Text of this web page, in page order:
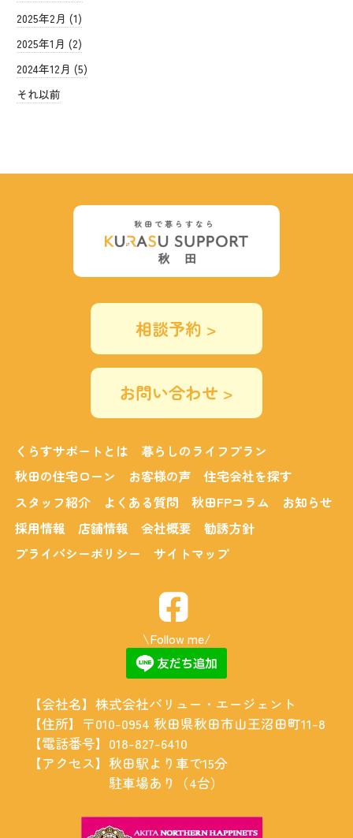
2025年2月 (1)
2025年1月 (2)
2024年12月 (5)
それ以前
相談予約 >
お問い合わせ >
くらすサポートとは
暮らしのライフプラン
秋田の住宅ローン
お客様の声
住宅会社を探す
スタッフ紹介
よくある質問 秋田FPコラム
お知らせ
採用情報
店舗情報 会社概要
勧誘方針
プライバシーポリシー
サイトマップ
\Follow me/
【会社名】 株式会社バリュー・エージェント
【住所】 〒010-0954 秋田県秋田市山王沼田町11-8
【電話番号】 018-827-6410
【アクセス】 秋田駅より車で15分
駐車場あり（4台）